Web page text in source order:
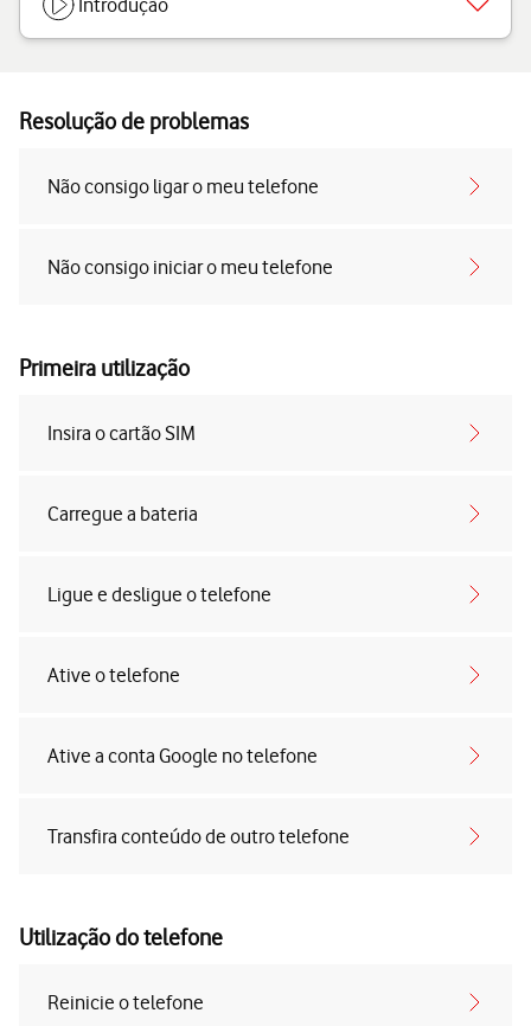
Introdução
Resolução de problemas
Não consigo ligar o meu telefone
Não consigo iniciar o meu telefone
Primeira utilização
Insira o cartão SIM
Carregue a bateria
Ligue e desligue o telefone
Ative o telefone
Ative a conta Google no telefone
Transfira conteúdo de outro telefone
Utilização do telefone
Reinicie o telefone